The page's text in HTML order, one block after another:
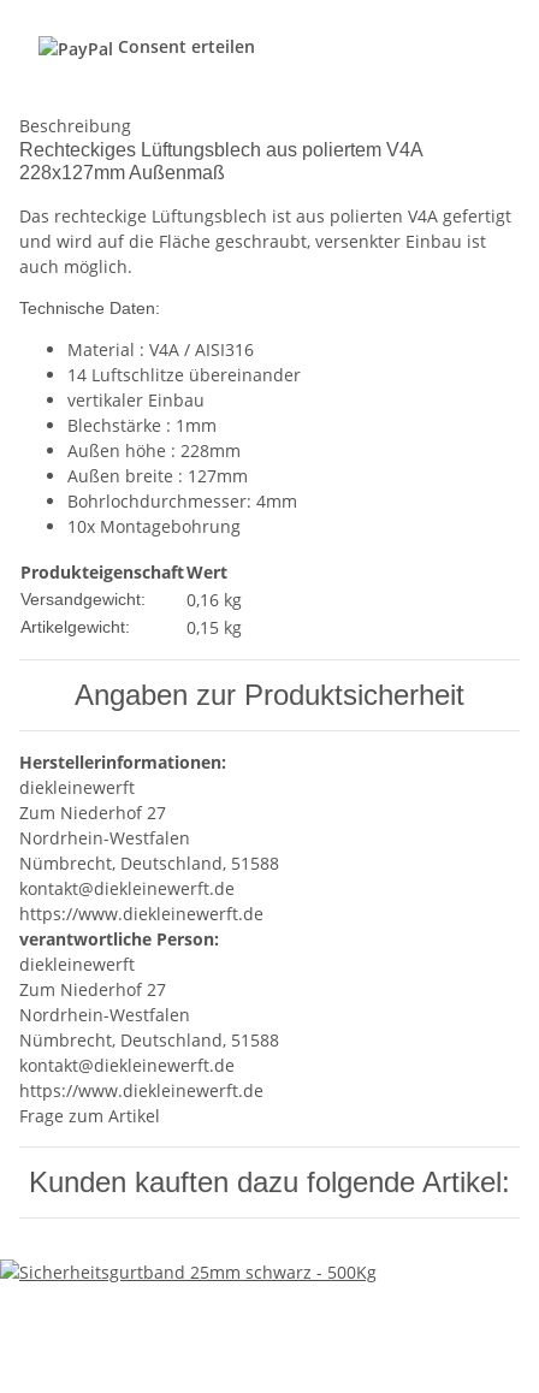
Consent erteilen
Beschreibung
Rechteckiges Lüftungsblech aus poliertem V4A
228x127mm Außenmaß
Das rechteckige Lüftungsblech ist aus polierten V4A gefertigt
und wird auf die Fläche geschraubt, versenkter Einbau ist
auch möglich.
Technische Daten:
Material : V4A / AISI316
14 Luftschlitze übereinander
vertikaler Einbau
Blechstärke : 1mm
Außen höhe : 228mm
Außen breite : 127mm
Bohrlochdurchmesser: 4mm
10x Montagebohrung
ProdukteigenschaftWert
Versandgewicht: 0,16 kg
Artikelgewicht: 0,15 kg
Angaben zur Produktsicherheit
Herstellerinformationen:
diekleinewerft
Zum Niederhof 27
Nordrhein-Westfalen
Nümbrecht, Deutschland, 51588
kontakt@diekleinewerft.de
https://www.diekleinewerft.de
verantwortliche Person:
diekleinewerft
Zum Niederhof 27
Nordrhein-Westfalen
Nümbrecht, Deutschland, 51588
kontakt@diekleinewerft.de
https://www.diekleinewerft.de
Frage zum Artikel
Kunden kauften dazu folgende Artikel: